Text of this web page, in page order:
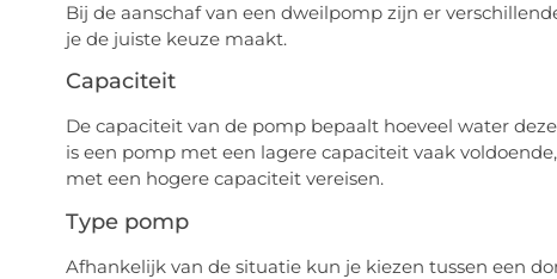
Bij de aanschaf van een dweilpomp zijn er
je de juiste keuze maakt.
Capaciteit
De capaciteit van de pomp bepaalt hoeveel water
is een pomp met een lagere capaciteit vaak
met een hogere capaciteit vereisen.
Type pomp
Afhankelijk van de situatie kun je kiezen tussen een